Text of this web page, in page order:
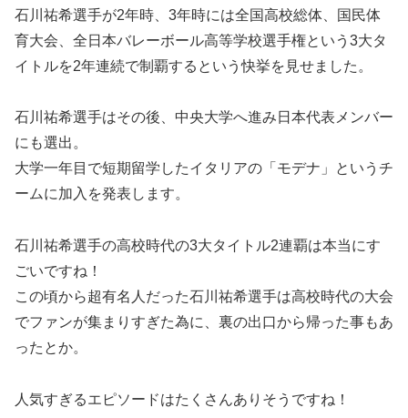
石川祐希選手が2年時、3年時には全国高校総体、国民体
育大会、全日本バレーボール高等学校選手権という3大タ
イトルを2年連続で制覇するという快挙を見せました。
石川祐希選手はその後、中央大学へ進み日本代表メンバー
にも選出。
大学一年目で短期留学したイタリアの「モデナ」というチ
ームに加入を発表します。
石川祐希選手の高校時代の3大タイトル2連覇は本当にす
ごいですね！
この頃から超有名人だった石川祐希選手は高校時代の大会
でファンが集まりすぎた為に、裏の出口から帰った事もあ
ったとか。
人気すぎるエピソードはたくさんありそうですね！